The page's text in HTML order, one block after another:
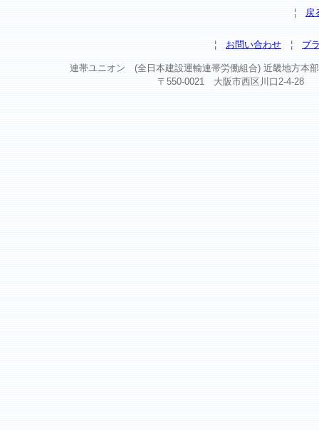
¦ 戻
¦ お問い合わせ ¦ プ
連帯ユニオン (全日本建設運輸連帯労働組合) 近畿地方
〒550-0021 大阪市西区川口2-4-28